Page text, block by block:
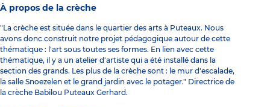
À propos de la crèche
"La crèche est située dans le quartier des arts à Puteaux. Nous
avons donc construit notre projet pédagogique autour de cette
thématique : l'art sous toutes ses formes. En lien avec cette
thématique, il y a un atelier d'artiste qui a été installé dans la
section des grands. Les plus de la crèche sont : le mur d'escalade,
la salle Snoezelen et le grand jardin avec le potager." Directrice de
la crèche Babilou Puteaux Gerhard.